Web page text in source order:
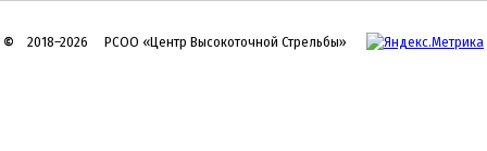
© 2018–2026 РСОО «Центр Высокоточной Стрельбы»